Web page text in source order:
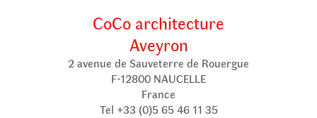
CoCo architecture
Aveyron
2 avenue de Sauveterre de Rouergue
F-12800 NAUCELLE
France
Tel +33 (0)5 65 46 11 35